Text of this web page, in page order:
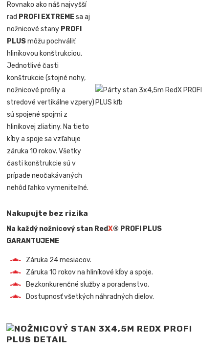
Rovnako ako náš najvyšší
rad PROFI EXTREME sa aj
nožnicové stany PROFI
PLUSmôžu pochváliť
hliníkovou konštrukciou.
Jednotlivé časti
konštrukcie (stojné nohy,
nožnicové profily a
stredové vertikálne vzpery)
sú spojené spojmi z
hliníkovej zliatiny. Na tieto
kĺby a spoje sa vzťahuje
záruka 10 rokov. Všetky
časti konštrukcie sú v
prípade neočakávaných
nehôd ľahko vymeniteľné.
Nakupujte bez rizika
Na každý nožnicový stan RedX® PROFI PLUS
GARANTUJEME
Záruka 24 mesiacov.
Záruka 10 rokov na hliníkové kĺby a spoje.
Bezkonkurenčné služby a poradenstvo.
Dostupnosť všetkých náhradných dielov.